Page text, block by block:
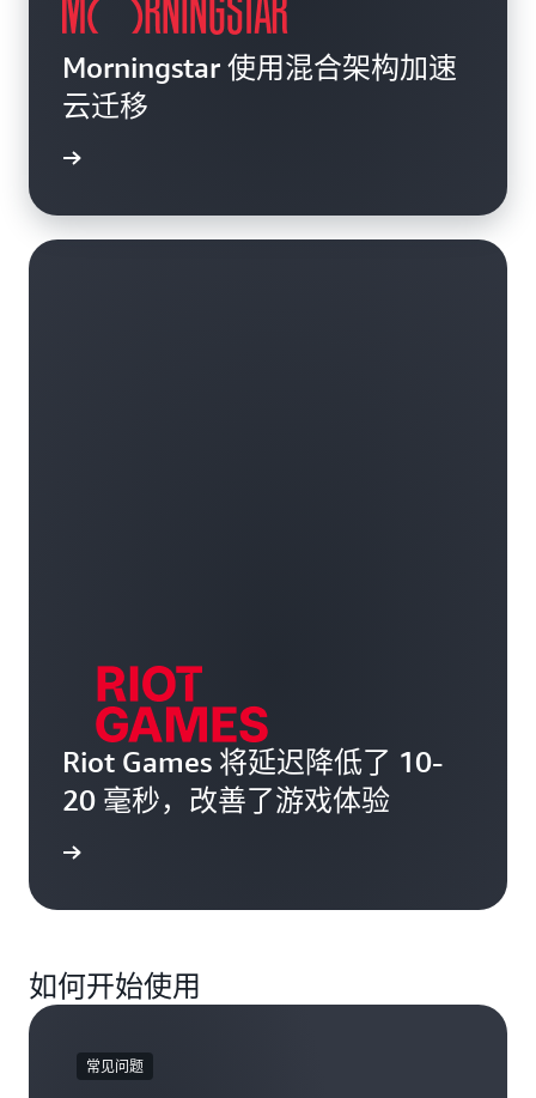
Morningstar 使用混合架构加速
云迁移
Riot Games 将延迟降低了 10-
20 毫秒，改善了游戏体验
如何开始使用
常见问题